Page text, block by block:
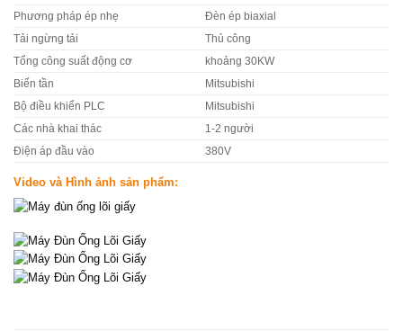
Phương pháp ép nhẹ Đèn ép biaxial
Tải ngừng tải Thủ công
Tổng công suất động cơ khoảng 30KW
Biến tần Mitsubishi
Bộ điều khiển PLC Mitsubishi
Các nhà khai thác 1-2 người
Điện áp đầu vào 380V
Video và Hình ảnh sản phẩm: